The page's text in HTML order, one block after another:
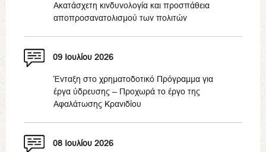
Ακατάσχετη κινδυνολογία και προσπάθεια
αποπροσανατολισμού των πολιτών
09 Ιουλίου 2026
Ένταξη στο χρηματοδοτικό Πρόγραμμα για
έργα ύδρευσης – Προχωρά το έργο της
Αφαλάτωσης Κρανιδίου
08 Ιουλίου 2026